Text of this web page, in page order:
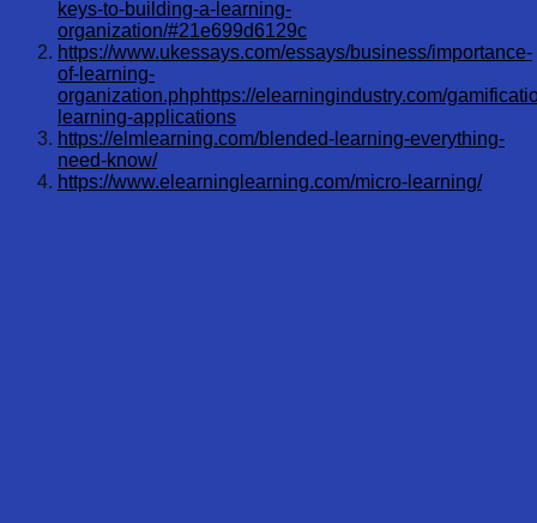
keys-to-building-a-learning-
organization/#21e699d6129c
https://www.ukessays.com/essays/business/importance-
of-learning-
organization.phphttps://elearningindustry.com/
learning-applications
https://elmlearning.com/blended-learning-everything-
need-know/
https://www.elearninglearning.com/micro-learning/